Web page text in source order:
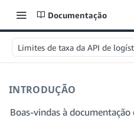
Documentação
Limites de taxa da API de
INTRODUÇÃO
Boas-vindas à documentação